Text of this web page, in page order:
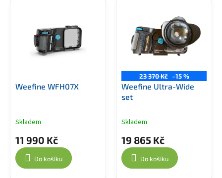
Weefine WFH07X
Skladem
11 990 Kč
Do košíku
23 370 Kč –15 %
Weefine Ultra-Wide
set
Skladem
19 865 Kč
Do košíku